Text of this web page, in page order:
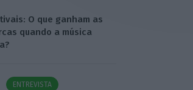
O que ganham as
quando a música
ENTREVISTA